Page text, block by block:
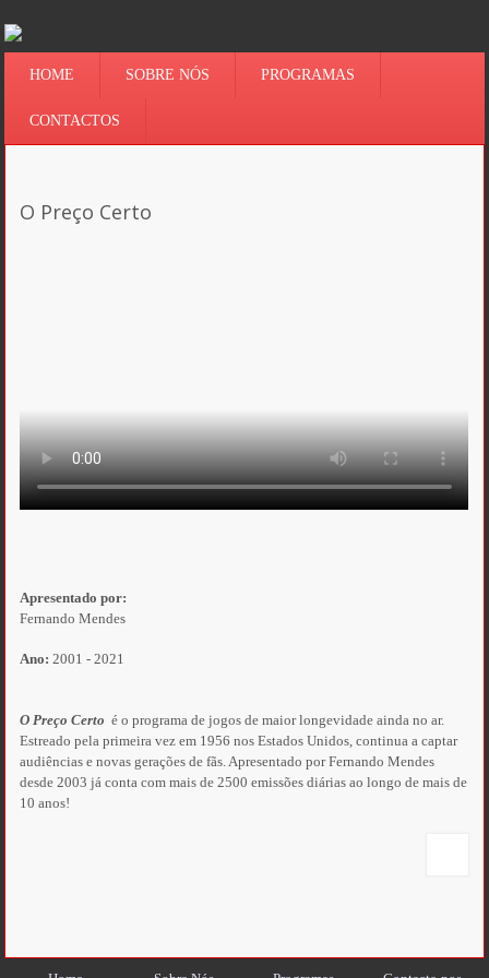
HOME SOBRE NÓS PROGRAMAS
CONTACTOS
O Preço Certo
Apresentado por:
Fernando Mendes
Ano: 2001 - 2021
O Preço Certo é o programa de jogos de maior longevidade ainda no ar.
Estreado pela primeira vez em 1956 nos Estados Unidos, continua a captar
audiências e novas gerações de fãs. Apresentado por Fernando Mendes
desde 2003 já conta com mais de 2500 emissões diárias ao longo de mais de
10 anos!